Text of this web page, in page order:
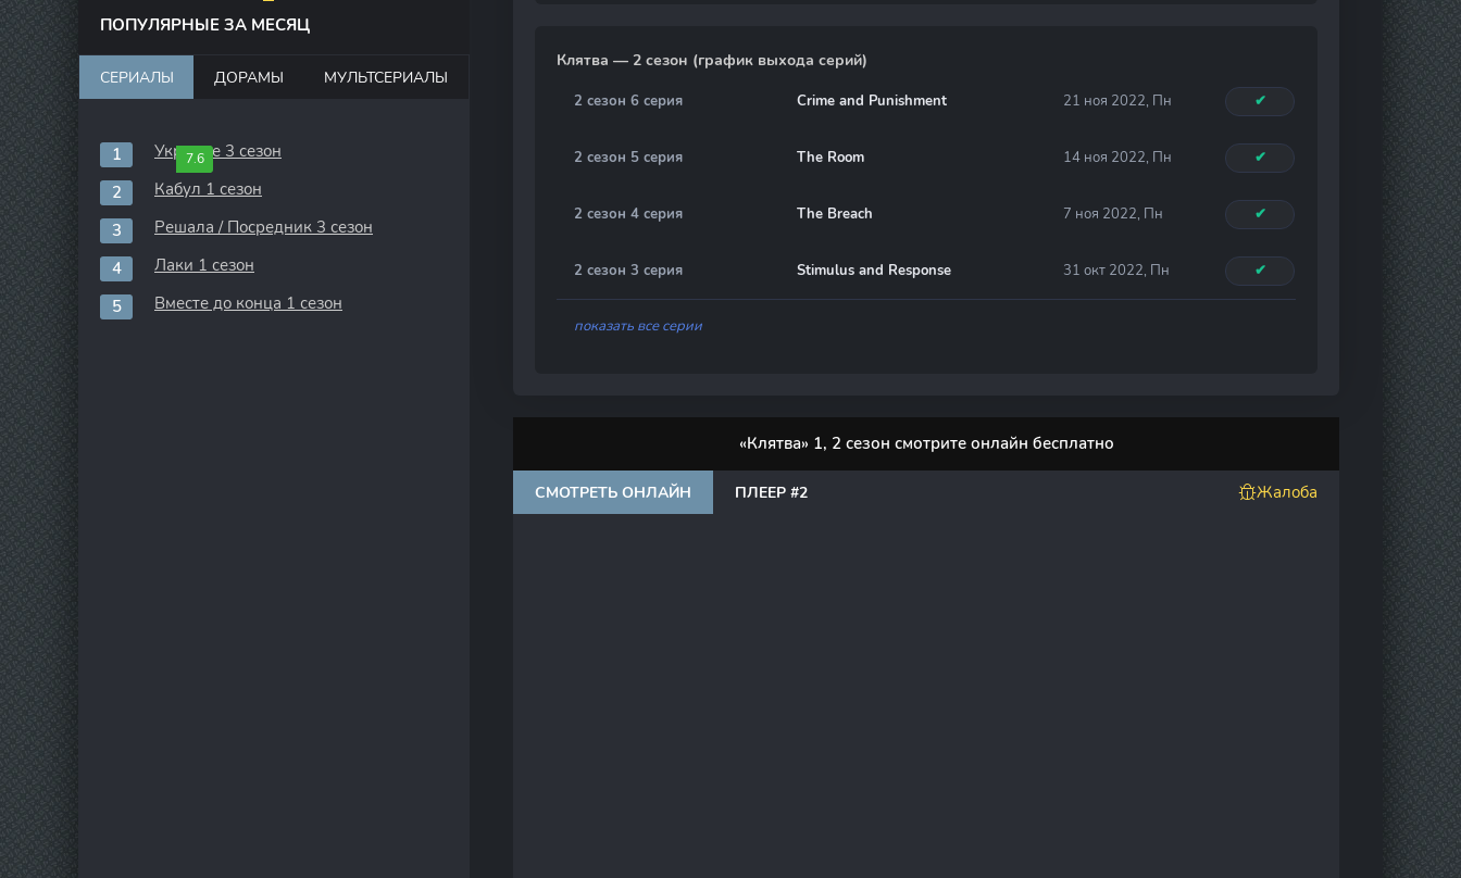
Клятва — 2 сезон (график выхода серий)
2 сезон 6 серия Crime and Punishment 21 ноя 2022, Пн ✔
2 сезон 5 серия The Room 14 ноя 2022, Пн ✔
2 сезон 4 серия The Breach 7 ноя 2022, Пн ✔
2 сезон 3 серия Stimulus and Response 31 окт 2022, Пн ✔
показать все серии
«Клятва» 1, 2 сезон смотрите онлайн бесплатно
СМОТРЕТЬ ОНЛАЙН ПЛЕЕР #2 Жалоба
ПОПУЛЯРНЫЕ ЗА МЕСЯЦ
СЕРИАЛЫ ДОРАМЫ МУЛЬТСЕРИАЛЫ
7.6
Укрытие 3 сезон
Кабул 1 сезон
Решала / Посредник 3 сезон
Лаки 1 сезон
Вместе до конца 1 сезон